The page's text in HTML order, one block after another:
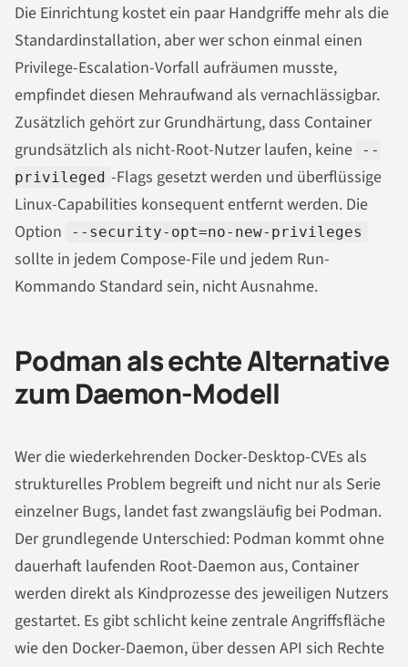
Die Einrichtung kostet ein paar Handgriffe mehr als die
Standardinstallation, aber wer schon einmal einen
Privilege-Escalation-Vorfall aufräumen musste,
empfindet diesen Mehraufwand als vernachlässigbar.
Zusätzlich gehört zur Grundhärtung, dass Container
grundsätzlich als nicht-Root-Nutzer laufen, keine
--
privileged -Flags gesetzt werden und überflüssige
Linux-Capabilities konsequent entfernt werden. Die
Option
--security-opt=no-new-privileges
sollte in jedem Compose-File und jedem Run-
Kommando Standard sein, nicht Ausnahme.
Podman als echte Alternative
zum Daemon-Modell
Wer die wiederkehrenden Docker-Desktop-CVEs als
strukturelles Problem begreift und nicht nur als Serie
einzelner Bugs, landet fast zwangsläufig bei Podman.
Der grundlegende Unterschied: Podman kommt ohne
dauerhaft laufenden Root-Daemon aus, Container
werden direkt als Kindprozesse des jeweiligen Nutzers
gestartet. Es gibt schlicht keine zentrale Angriffsfläche
wie den Docker-Daemon, über dessen API sich Rechte